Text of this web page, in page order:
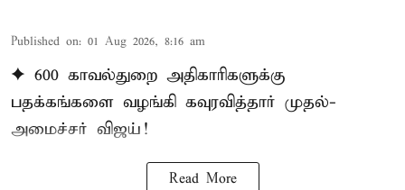
Published on: 01 Aug 2026, 8:16 am
✦ 600 காவல்துறை அதிகாரிகளுக்கு
பதக்கங்களை வழங்கி கவுரவித்தார் முதல்-
அமைச்சர் விஜய்!
Read More